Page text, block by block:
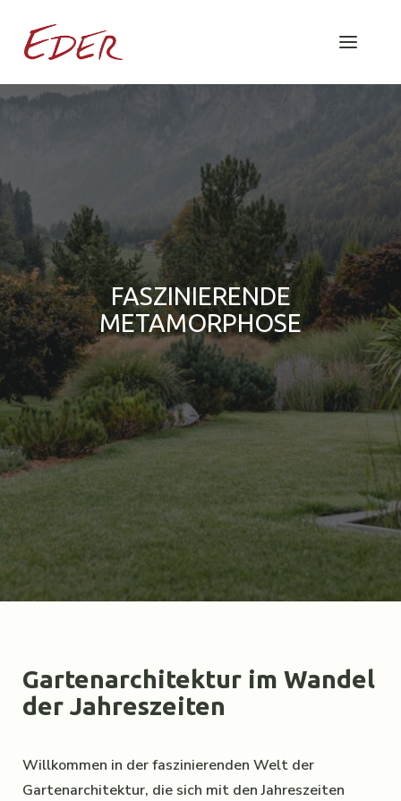
FASZINIERENDE
METAMORPHOSE
Gartenarchitektur im Wandel
der Jahreszeiten
Willkommen in der faszinierenden Welt der
Gartenarchitektur, die sich mit den Jahreszeiten